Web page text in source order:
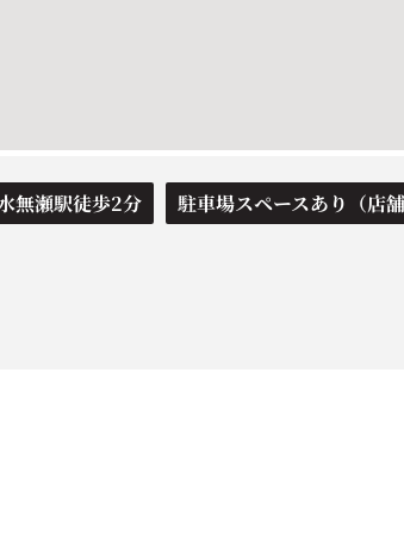
無瀬駅徒歩2分 駐車場スペースあり（店